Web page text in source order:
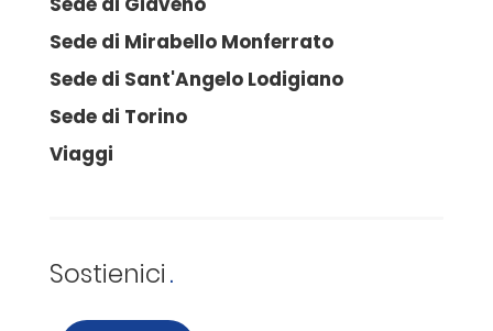
Sede di Mirabello Monferrato
Sede di Sant'Angelo Lodigiano
Sede di Torino
Viaggi
Sostienici